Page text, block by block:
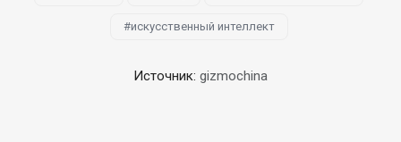
искусственный интеллект
Источник: gizmochina